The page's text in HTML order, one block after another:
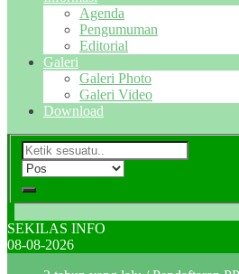
Agenda
Pengumuman
Editorial
Galeri
Galeri Photo
Galeri Video
Download
SEKILAS INFO
08-08-2026